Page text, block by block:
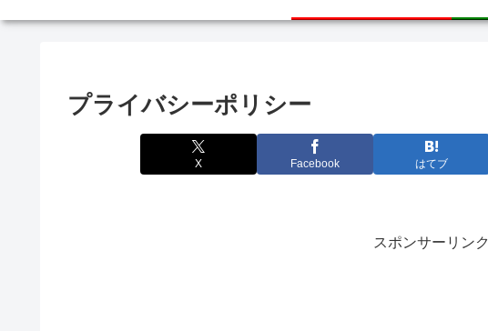
プライバシーポリシー
X Facebook はてブ
スポンサーリンク